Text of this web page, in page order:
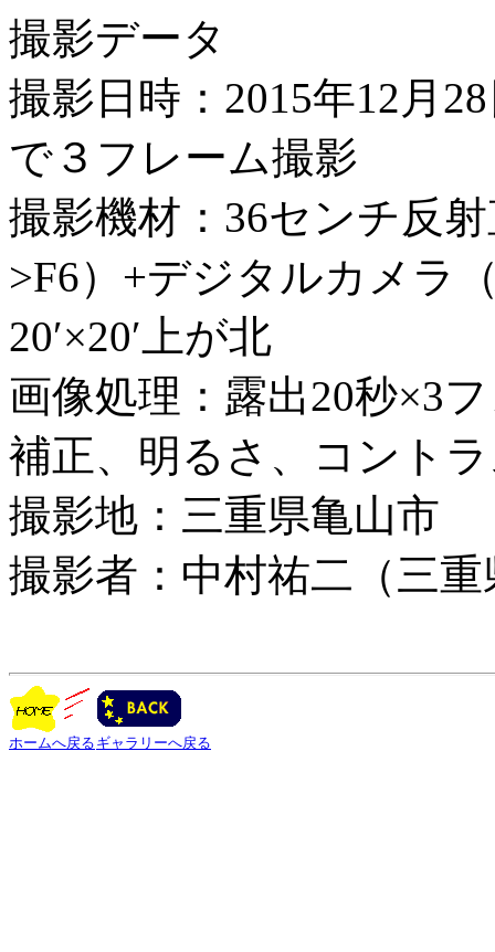
撮影データ
撮影日時：2015年12月
で３フレーム撮影
撮影機材：36センチ反
>F6）+デジタルカメラ
20′×20′上が北
画像処理：露出20秒×3
補正、明るさ、コント
撮影地：三重県亀山市
撮影者：中村祐二（三
ホームへ戻る ギャラリーへ戻る